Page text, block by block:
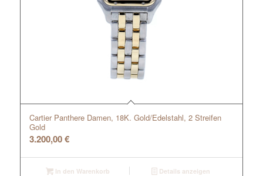
Cartier Panthere Damen, 18K. Gold/Edelstahl, 2 Streifen
Gold
3.200,00€
In den Warenkorb Details anzeigen